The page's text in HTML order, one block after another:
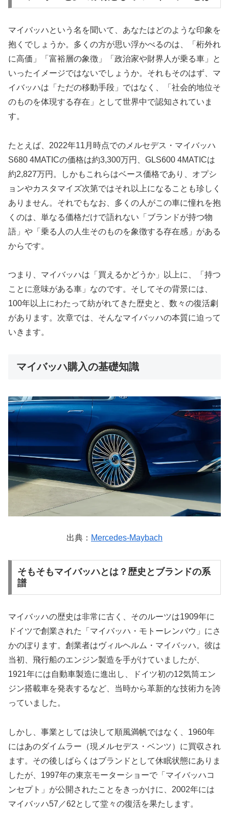
マイバッハという名を聞いて、あなたはどのような印象を
抱くでしょうか。多くの方が思い浮かべるのは、「桁外れ
に高価」「富裕層の象徴」「政治家や財界人が乗る車」と
いったイメージではないでしょうか。それもそのはず、マ
イバッハは「ただの移動手段」ではなく、「社会的地位そ
のものを体現する存在」として世界中で認知されていま
す。
たとえば、2022年11月時点でのメルセデス・マイバッハ
S680 4MATICの価格は約3,300万円、GLS600 4MATICは
約2,827万円。しかもこれらはベース価格であり、オプシ
ョンやカスタマイズ次第ではそれ以上になることも珍しく
ありません。それでもなお、多くの人がこの車に憧れを抱
くのは、単なる価格だけで語れない「ブランドが持つ物
語」や「乗る人の人生そのものを象徴する存在感」がある
からです。
つまり、マイバッハは「買えるかどうか」以上に、「持つ
ことに意味がある車」なのです。そしてその背景には、
100年以上にわたって紡がれてきた歴史と、数々の復活劇
があります。次章では、そんなマイバッハの本質に迫って
いきます。
マイバッハ購入の基礎知識
出典： Mercedes-Maybach
そもそもマイバッハとは？歴史とブランドの系
譜
マイバッハの歴史は非常に古く、そのルーツは1909年に
ドイツで創業された「マイバッハ・モトーレンバウ」にさ
かのぼります。創業者はヴィルヘルム・マイバッハ。彼は
当初、飛行船のエンジン製造を手がけていましたが、
1921年には自動車製造に進出し、ドイツ初の12気筒エン
ジン搭載車を発表するなど、当時から革新的な技術力を誇
っていました。
しかし、事業としては決して順風満帆ではなく、1960年
にはあのダイムラー（現メルセデス・ベンツ）に買収され
ます。その後しばらくはブランドとして休眠状態にありま
したが、1997年の東京モーターショーで「マイバッハコ
ンセプト」が公開されたことをきっかけに、2002年には
マイバッハ57／62として堂々の復活を果たします。